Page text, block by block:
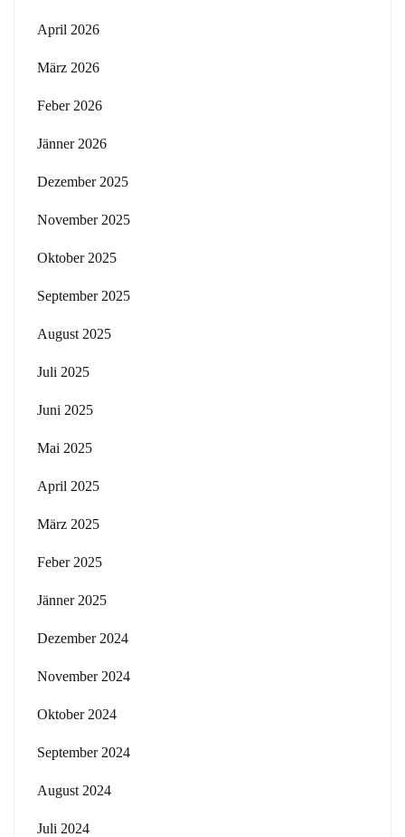
April 2026
März 2026
Feber 2026
Jänner 2026
Dezember 2025
November 2025
Oktober 2025
September 2025
August 2025
Juli 2025
Juni 2025
Mai 2025
April 2025
März 2025
Feber 2025
Jänner 2025
Dezember 2024
November 2024
Oktober 2024
September 2024
August 2024
Juli 2024